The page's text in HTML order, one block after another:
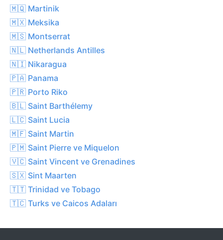
🇲🇶 Martinik
🇲🇽 Meksika
🇲🇸 Montserrat
🇳🇱 Netherlands Antilles
🇳🇮 Nikaragua
🇵🇦 Panama
🇵🇷 Porto Riko
🇧🇱 Saint Barthélemy
🇱🇨 Saint Lucia
🇲🇫 Saint Martin
🇵🇲 Saint Pierre ve Miquelon
🇻🇨 Saint Vincent ve Grenadines
🇸🇽 Sint Maarten
🇹🇹 Trinidad ve Tobago
🇹🇨 Turks ve Caicos Adaları